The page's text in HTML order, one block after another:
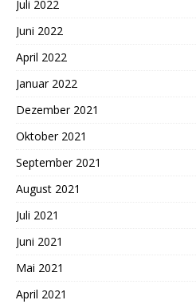
Juli 2022
Juni 2022
April 2022
Januar 2022
Dezember 2021
Oktober 2021
September 2021
August 2021
Juli 2021
Juni 2021
Mai 2021
April 2021